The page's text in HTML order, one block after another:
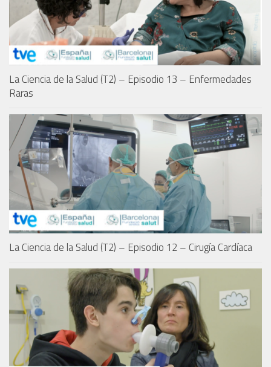
La Ciencia de la Salud (T2) – Episodio 13 – Enfermedades
Raras
La Ciencia de la Salud (T2) – Episodio 12 – Cirugía Cardíaca